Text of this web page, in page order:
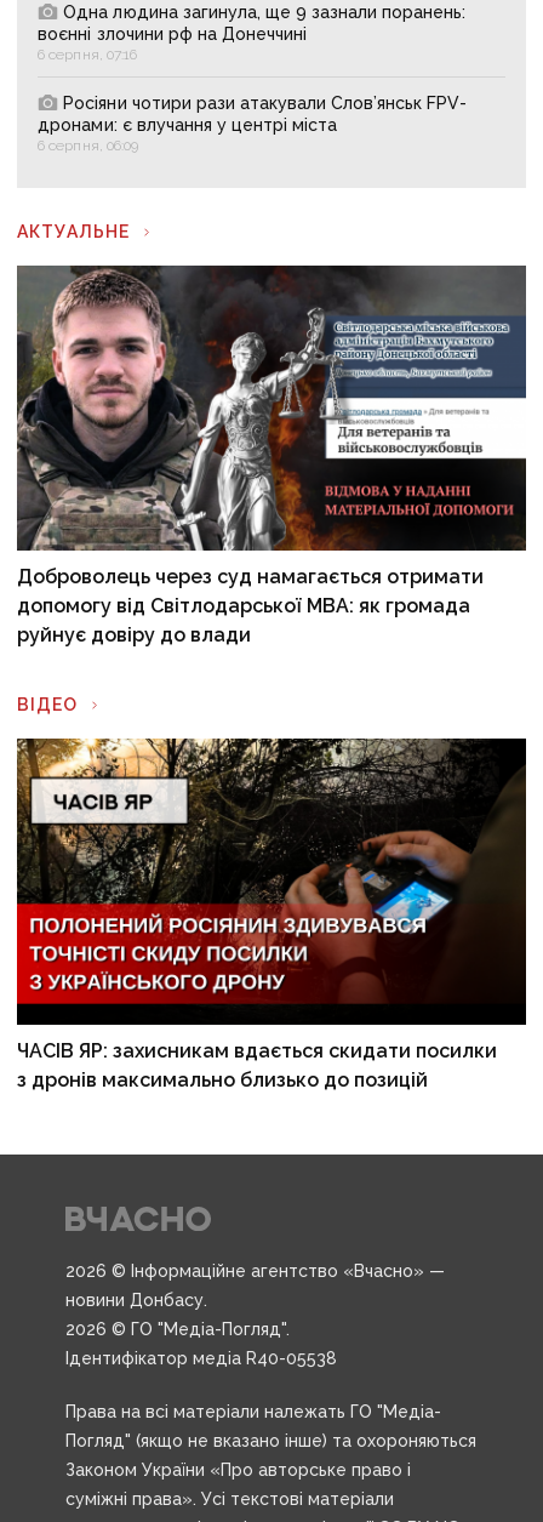
Одна людина загинула, ще 9 зазнали поранень:
воєнні злочини рф на Донеччині
6 серпня, 07:16
Росіяни чотири рази атакували Слов’янськ FPV-
дронами: є влучання у центрі міста
6 серпня, 06:09
АКТУАЛЬНЕ
Доброволець через суд намагається отримати
допомогу від Світлодарської МВА: як громада
руйнує довіру до влади
ВІДЕО
ЧАСІВ ЯР: захисникам вдається скидати посилки
з дронів максимально близько до позицій
2026 © Інформаційне агентство «Вчасно» —
новини Донбасу.
2026 © ГО "Медіа-Погляд".
Ідентифікатор медіа R40-05538
Права на всі матеріали належать ГО "Медіа-
Погляд" (якщо не вказано інше) та охороняються
Законом України «Про авторське право і
суміжні права». Усі текстові матеріали